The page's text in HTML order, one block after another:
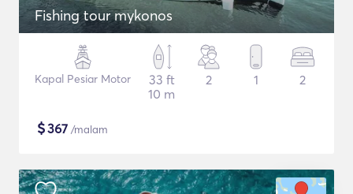
Fishing tour mykonos
Kapal Pesiar Motor
33 ft
10 m
2 1 2
$367 /malam